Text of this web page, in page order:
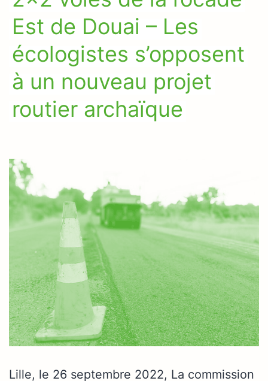
Est de Douai – Les
écologistes s’opposent
à un nouveau projet
routier archaïque
Lille, le 26 septembre 2022, La commission